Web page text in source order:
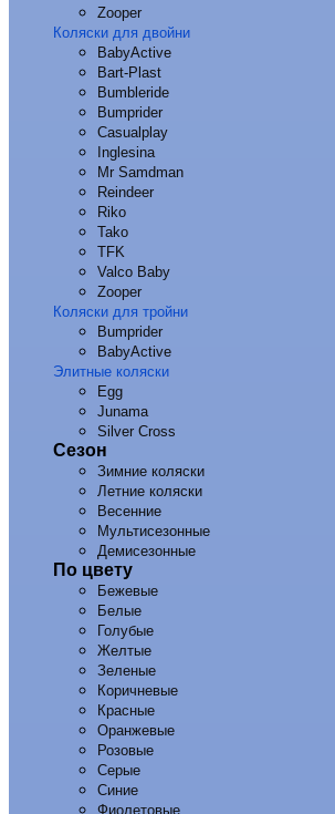
Zooper
Коляски для двойни
BabyActive
Bart-Plast
Bumbleride
Bumprider
Casualplay
Inglesina
Mr Samdman
Reindeer
Riko
Tako
TFK
Valco Baby
Zooper
Коляски для тройни
Bumprider
BabyActive
Элитные коляски
Egg
Junama
Silver Cross
Сезон
Зимние коляски
Летние коляски
Весенние
Мультисезонные
Демисезонные
По цвету
Бежевые
Белые
Голубые
Желтые
Зеленые
Коричневые
Красные
Оранжевые
Розовые
Серые
Синие
Фиолетовые